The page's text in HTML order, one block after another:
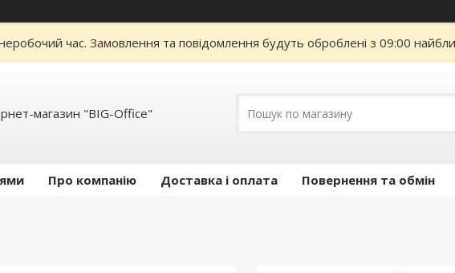
неробочий час. Замовлення та повідомлення будуть оброблені з 09:00
магазин "BIG-Office"
Про компанію Доставка і оплата Повернення та обмін